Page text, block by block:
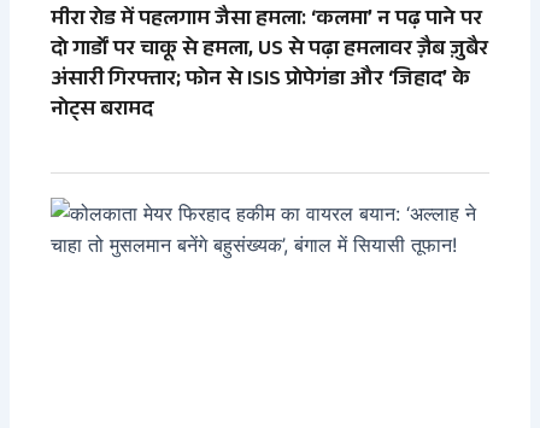
मीरा रोड में पहलगाम जैसा हमला: ‘कलमा’ न पढ़ पाने पर
दो गार्डों पर चाकू से हमला, US से पढ़ा हमलावर ज़ैब ज़ुबैर
अंसारी गिरफ्तार; फोन से ISIS प्रोपेगंडा और ‘जिहाद’ के
नोट्स बरामद